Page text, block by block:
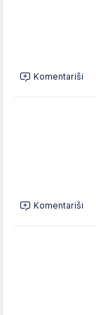
Komentariši
Komentariši